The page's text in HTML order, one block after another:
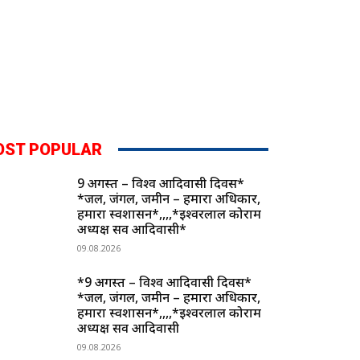
POPULAR
9 अगस्त – विश्व आदिवासी दिवस*
*जल, जंगल, जमीन – हमारा अधिकार,
हमारा स्वशासन*,,,,*ईश्वरलाल कोर्राम
अध्यक्ष सर्व आदिवासी*
09.08.2026
*9 अगस्त – विश्व आदिवासी दिवस*
*जल, जंगल, जमीन – हमारा अधिकार,
हमारा स्वशासन*,,,,*ईश्वरलाल कोर्राम
अध्यक्ष सर्व आदिवासी
09.08.2026